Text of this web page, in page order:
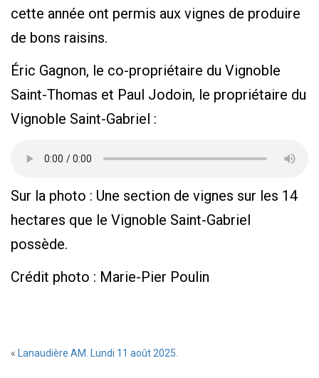
cette année ont permis aux vignes de produire
de bons raisins.
Éric Gagnon, le co-propriétaire du Vignoble
Saint-Thomas et Paul Jodoin, le propriétaire du
Vignoble Saint-Gabriel :
Sur la photo : Une section de vignes sur les 14
hectares que le Vignoble Saint-Gabriel
possède.
Crédit photo : Marie-Pier Poulin
« Lanaudière AM. Lundi 11 août 2025.